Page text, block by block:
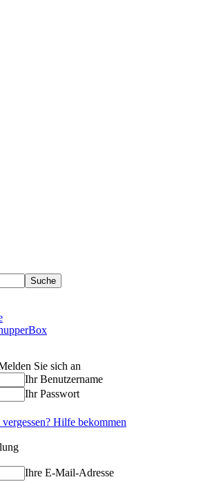
Sie sich an
Ihr Benutzername
Ihr Passwort
Hilfe bekommen
Ihre E-Mail-Adresse